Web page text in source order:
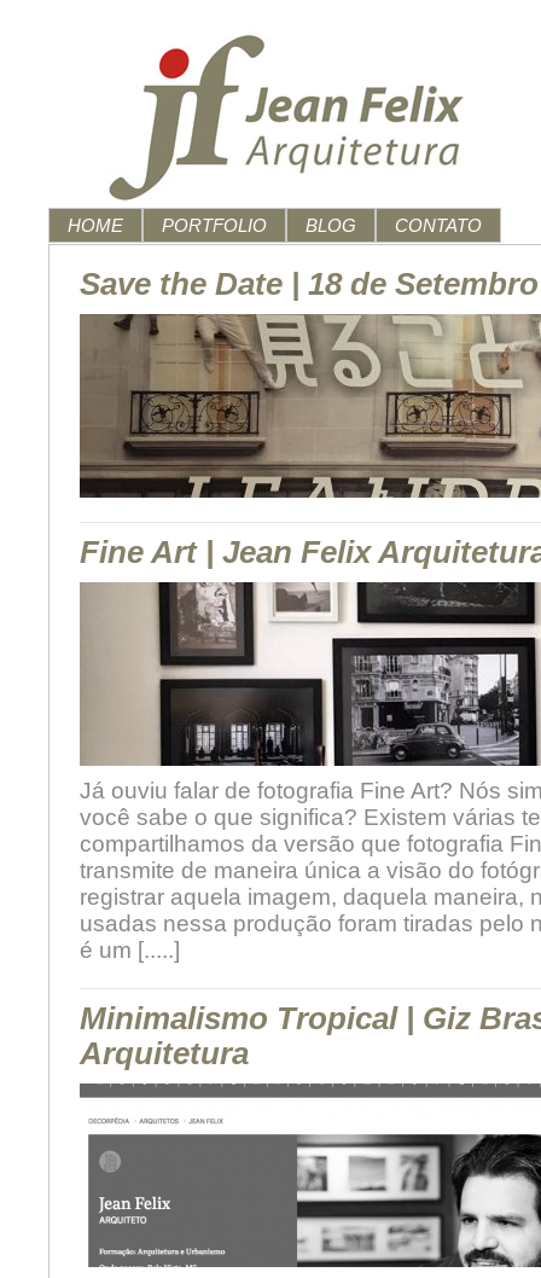
HOME PORTFOLIO BLOG CONTATO
Save the Date | 18 de Setembro
Fine Art | Jean Felix
Já ouviu falar de fotografia Fine Art? Nós
você sabe o que significa? Existem várias
compartilhamos da versão que fotografia
transmite de maneira única a visão do
registrar aquela imagem, daquela maneira,
usadas nessa produção foram tiradas pelo
é um [.....]
Minimalismo Tropical | Giz
Arquitetura